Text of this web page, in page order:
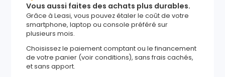
Vous aussi faites des achats plus durables.
Grâce à Leasi, vous pouvez étaler le coût de votre
smartphone, laptop ou console préféré sur
plusieurs mois.
Choisissez le paiement comptant ou le financement
de votre panier (voir conditions), sans frais cachés,
et sans apport.